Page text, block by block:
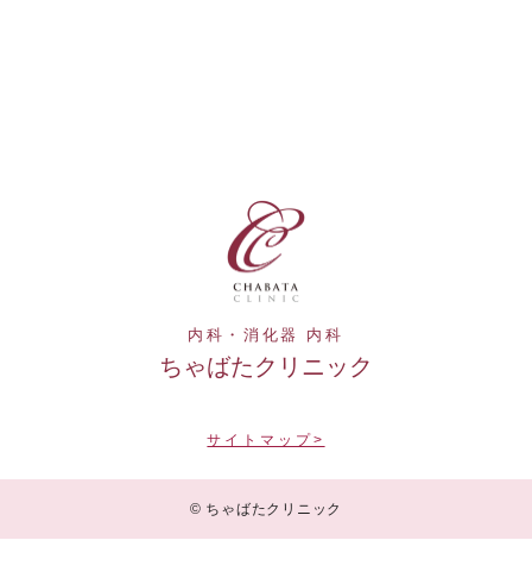
内科・消化器 内科
ちゃばたクリニック
サイトマップ>
© ちゃばたクリニック